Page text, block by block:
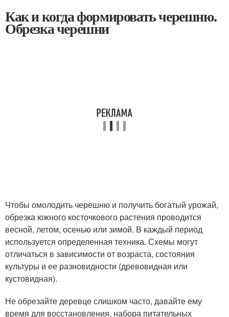
Как и когда формировать черешню.
Обрезка черешни
Чтобы омолодить черешню и получить богатый урожай,
обрезка южного косточкового растения проводится
весной, летом, осенью или зимой. В каждый период
используется определенная техника. Схемы могут
отличаться в зависимости от возраста, состояния
культуры и ее разновидности (древовидная или
кустовидная).
Не обрезайте деревце слишком часто, давайте ему
время для восстановления, набора питательных